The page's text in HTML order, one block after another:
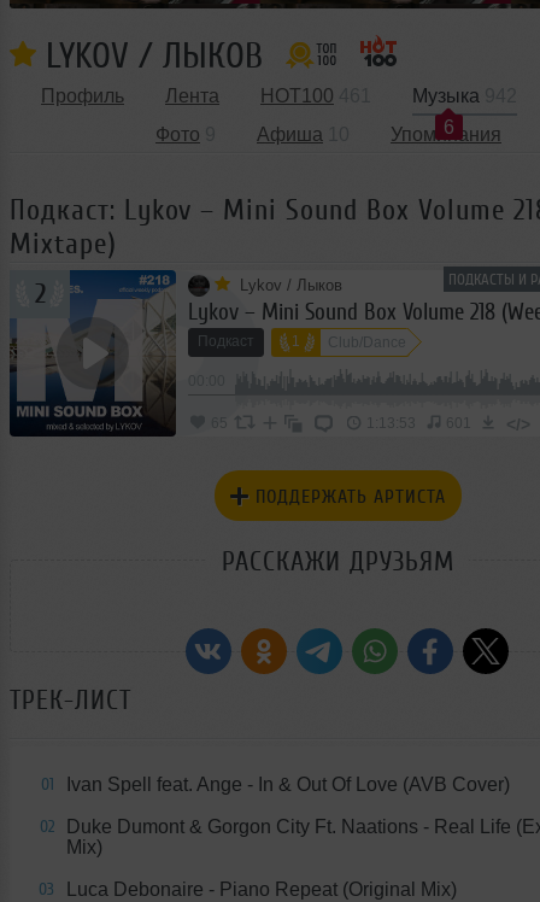
LYKOV / ЛЫКОВ
Профиль Лента HOT100
Музыка
6
Фото
Афиша Упоминания
Подкаст: Lykov – Mini Sound Box Volume
Mixtape)
ПОДКАСТЫ И
2 Lykov / Лыков
Lykov – Mini Sound Box Volume 218
Подкаст 1 Club/Dance
65 1:13:53 601 </>
ПОДДЕРЖАТЬ АРТИСТА
РАССКАЖИ ДРУЗЬЯМ
ТРЕК-ЛИСТ
01 Ivan Spell feat. Ange - In & Out Of Love (AVB Cover)
02
Duke Dumont & Gorgon City Ft. Naations - Real Life
Mix)
03 Luca Debonaire - Piano Repeat (Original Mix)